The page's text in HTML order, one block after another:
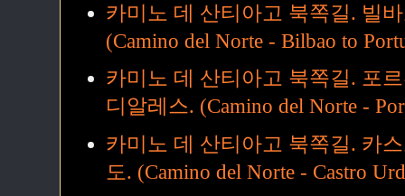
카미노 데 산티아고 북쪽길. 빌
(Camino del Norte - Bilbao to
카미노 데 산티아고 북쪽길. 포
디알레스. (Camino del Norte -
카미노 데 산티아고 북쪽길. 카
도. (Camino del Norte - Castro